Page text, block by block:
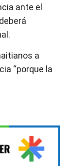
ante el
a
“porque la